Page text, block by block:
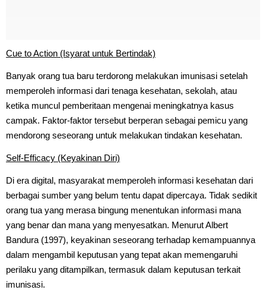
Cue to Action (Isyarat untuk Bertindak)
Banyak orang tua baru terdorong melakukan imunisasi setelah
memperoleh informasi dari tenaga kesehatan, sekolah, atau
ketika muncul pemberitaan mengenai meningkatnya kasus
campak. Faktor-faktor tersebut berperan sebagai pemicu yang
mendorong seseorang untuk melakukan tindakan kesehatan.
Self-Efficacy (Keyakinan Diri)
Di era digital, masyarakat memperoleh informasi kesehatan dari
berbagai sumber yang belum tentu dapat dipercaya. Tidak sedikit
orang tua yang merasa bingung menentukan informasi mana
yang benar dan mana yang menyesatkan. Menurut Albert
Bandura (1997), keyakinan seseorang terhadap kemampuannya
dalam mengambil keputusan yang tepat akan memengaruhi
perilaku yang ditampilkan, termasuk dalam keputusan terkait
imunisasi.